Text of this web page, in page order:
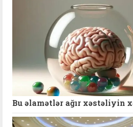
Bu əlamətlər ağır xəstəliyin